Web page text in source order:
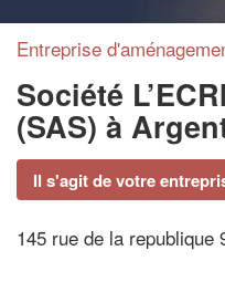
Entreprise
Société
(SAS) à
Il s'agit de votre
145 rue de la republique